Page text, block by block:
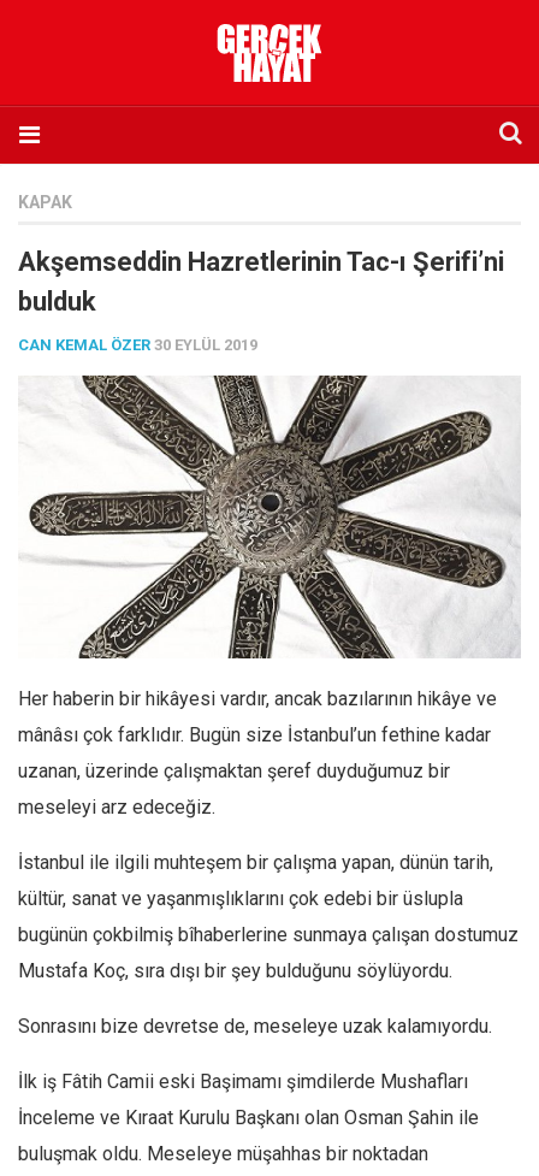
Künye
İletişim
Abone olmak istiyorum
Satış noktası listesi
Eksik sayıların temini
Sosyal Medya
Twitter
Facebook
Instagram
YouTube
Kemal Özer
Mahmut Toptaş
Barış Tarımcıoğlu
Yusuf Armağan
Leyla Şerif Emin
Selçuk Türkyılmaz
Mehmet Ali Tekin
Abir E. Nahas
KAPAK
Akşemseddin Hazretlerinin Tac-ı Şerifi’ni
bulduk
CAN KEMAL ÖZER 30 EYLÜL 2019
Her haberin bir hikâyesi vardır, ancak bazılarının hikâye ve
mânâsı çok farklıdır. Bugün size İstanbul’un fethine kadar
uzanan, üzerinde çalışmaktan şeref duyduğumuz bir
meseleyi arz edeceğiz.
İstanbul ile ilgili muhteşem bir çalışma yapan, dünün tarih,
kültür, sanat ve yaşanmışlıklarını çok edebi bir üslupla
bugünün çokbilmiş bîhaberlerine sunmaya çalışan dostumuz
Mustafa Koç, sıra dışı bir şey bulduğunu söylüyordu.
Sonrasını bize devretse de, meseleye uzak kalamıyordu.
İlk iş Fâtih Camii eski Başimamı şimdilerde Mushafları
İnceleme ve Kıraat Kurulu Başkanı olan Osman Şahin ile
buluşmak oldu. Meseleye müşahhas bir noktadan